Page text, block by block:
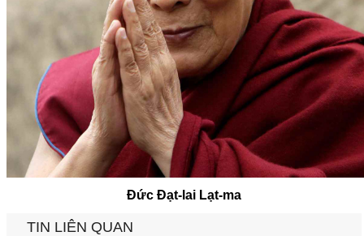
Đức Đạt-lai Lạt-ma
TIN LIÊN QUAN